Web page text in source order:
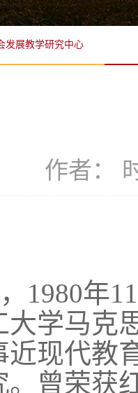
发展教学研究中心
作者：
1980年11
大学马克
近现代教
。曾荣获